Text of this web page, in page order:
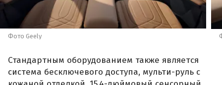
Фото Geely
Стандартным оборудованием также является
система бесключевого доступа, мульти-руль с